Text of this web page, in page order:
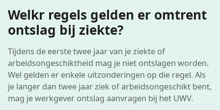
Welkr regels gelden er omtrent
ontslag bij ziekte?
Tijdens de eerste twee jaar van je ziekte of
arbeidsongeschiktheid mag je niet ontslagen worden.
Wel gelden er enkele uitzonderingen op die regel. Als
je langer dan twee jaar ziek of arbeidsongeschikt bent,
mag je werkgever ontslag aanvragen bij het UWV.